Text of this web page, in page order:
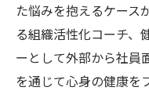
た悩みを抱えるケース
る組織活性化コーチ、
ーとして外部から社員
を通じて心身の健康を